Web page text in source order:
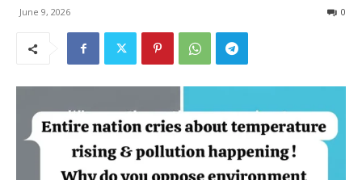
June 9, 2026 0